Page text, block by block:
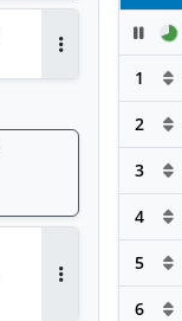
Antworten
1
2
3
4
5
6